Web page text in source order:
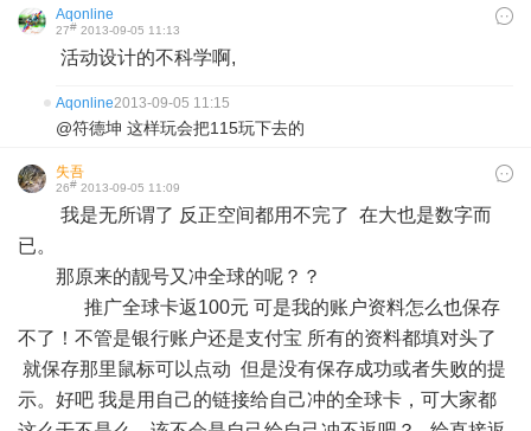
Aqonline
27# 2013-09-05 11:13
活动设计的不科学啊,
Aqonline2013-09-05 11:15
@符德坤 这样玩会把115玩下去的
失吾
26# 2013-09-05 11:09
我是无所谓了 反正空间都用不完了 在大也是数字而
已。
那原来的靓号又冲全球的呢？？
推广全球卡返100元 可是我的账户资料怎么也保存
不了！不管是银行账户还是支付宝 所有的资料都填对头了
就保存那里鼠标可以点动 但是没有保存成功或者失败的提
示。好吧 我是用自己的链接给自己冲的全球卡，可大家都